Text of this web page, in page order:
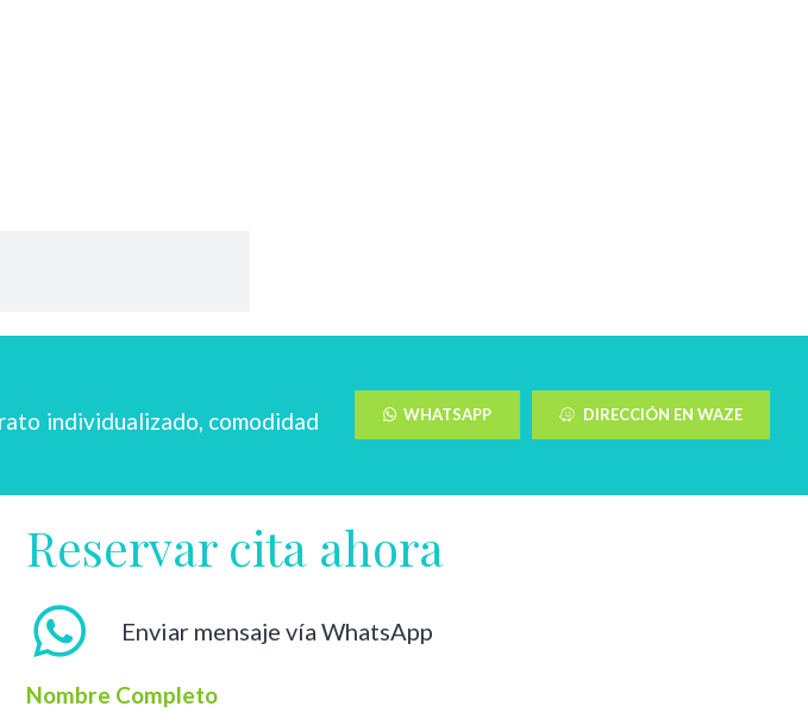
individualizado, comodidad
WHATSAPP DIRECCIÓN EN WAZE
Reservar cita ahora
Enviar mensaje vía WhatsApp
Nombre Completo